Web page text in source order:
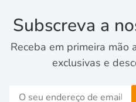
Subscreva a
Receba em primeira mão
exclusivas e